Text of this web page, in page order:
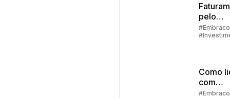
pelo
passo
Como
com